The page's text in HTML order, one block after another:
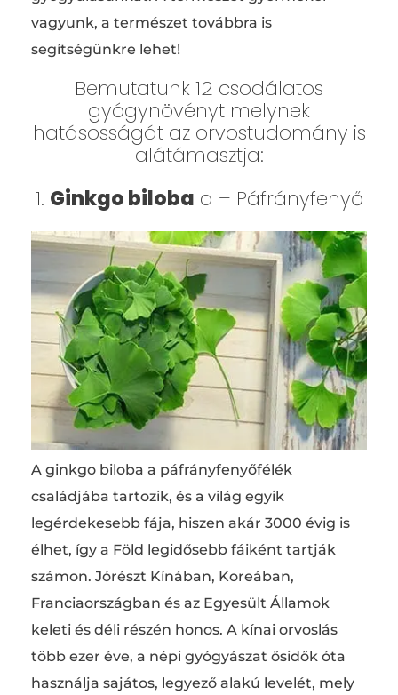
vagyunk, a természet továbbra is
segítségünkre lehet!
Bemutatunk 12 csodálatos
gyógynövényt melynek
hatásosságát az orvostudomány is
alátámasztja:
1. Ginkgo biloba a – Páfrányfenyő
A ginkgo biloba a páfrányfenyőfélék
családjába tartozik, és a világ egyik
legérdekesebb fája, hiszen akár 3000 évig is
élhet, így a Föld legidősebb fáiként tartják
számon. Jórészt Kínában, Koreában,
Franciaországban és az Egyesült Államok
keleti és déli részén honos. A kínai orvoslás
több ezer éve, a népi gyógyászat ősidők óta
használja sajátos, legyező alakú levelét, mely